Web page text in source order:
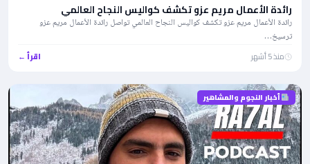
رائدة الأعمال مريم عزو تكشف كواليس النجاح العالمي
رائدة الأعمال مريم عزو تكشف كواليس النجاح العالمي تواصل رائدة الأعمال مريم عزو
ترسيخ…
منذ 5 أشهر اقرأ ←
أخبار النجوم والمشاهير